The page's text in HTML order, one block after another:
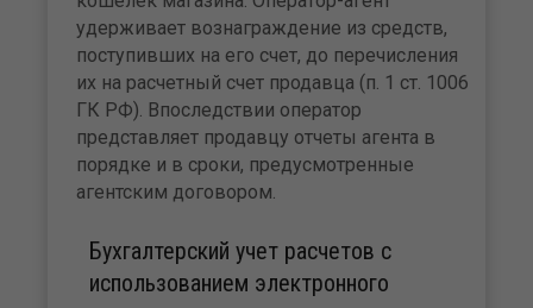
удерживает вознаграждение из средств,
поступивших на его счет, до перечисления
их на расчетный счет продавца (п. 1 ст. 1006
ГК РФ). Впоследствии оператор
представляет продавцу отчеты агента в
порядке и в сроки, предусмотренные
агентским договором.
Бухгалтерский учет расчетов с
использованием электронного